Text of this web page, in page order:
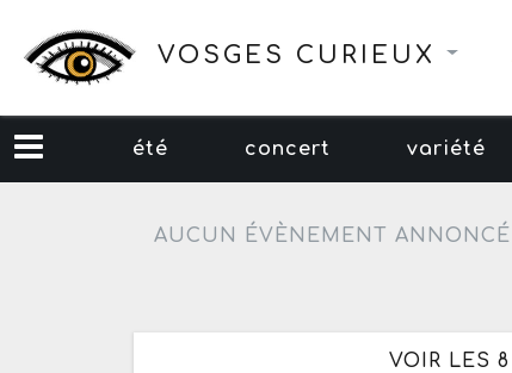
VOSGES CURIEUX
été concert variété
AUCUN ÉVÈNEMENT
VOIR LES